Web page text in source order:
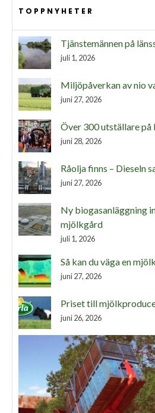
TOPPNYHETER
Tjänstemännen på
juli 1, 2026
Miljöpåverkan av nio
juni 27, 2026
Över 300 utställare på
juni 28, 2026
Råolja finns – Dieseln
juni 27, 2026
Ny biogasanläggning
mjölkgård
juli 1, 2026
Så kan du väga en
juni 27, 2026
Priset till
juni 26, 2026